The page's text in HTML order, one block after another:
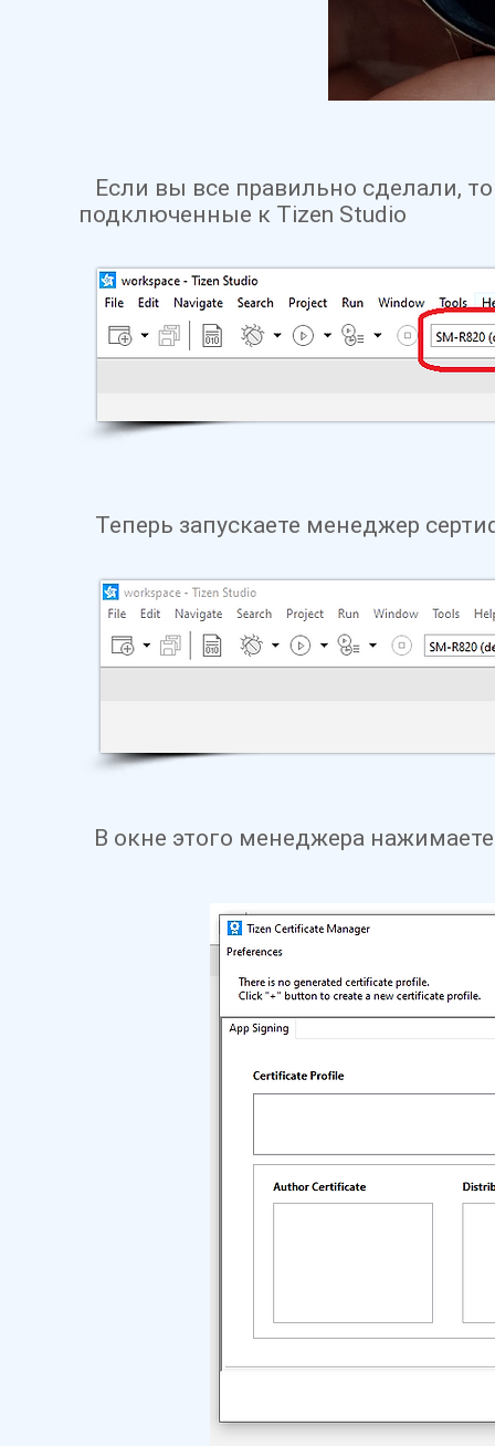
Если вы все правильно сделали,
подключенные к Tizen Studio
Теперь запускаете менеджер
В окне этого менеджера